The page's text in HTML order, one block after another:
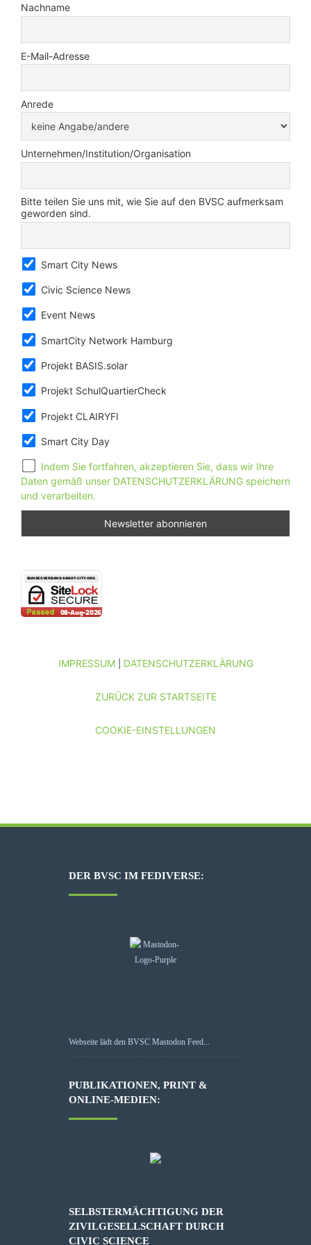
Nachname
E-Mail-Adresse
Anrede
Unternehmen/Institution/Organisation
Bitte teilen Sie uns mit, wie Sie auf den BVSC aufmerksam
geworden sind.
Smart City News
Civic Science News
Event News
SmartCity Network Hamburg
Projekt BASIS.solar
Projekt SchulQuartierCheck
Projekt CLAIRYFI
Smart City Day
Indem Sie fortfahren, akzeptieren Sie, dass wir Ihre
Daten gemäß unser DATENSCHUTZERKLÄRUNG speichern
und verarbeiten.
IMPRESSUM| DATENSCHUTZERKLÄRUNG
ZURÜCK ZUR STARTSEITE
COOKIE-EINSTELLUNGEN
DER BVSC IM FEDIVERSE:
Webseite lädt den BVSC Mastodon Feed...
PUBLIKATIONEN, PRINT &
ONLINE-MEDIEN:
SELBSTERMÄCHTIGUNG DER
ZIVILGESELLSCHAFT DURCH
CIVIC SCIENCE